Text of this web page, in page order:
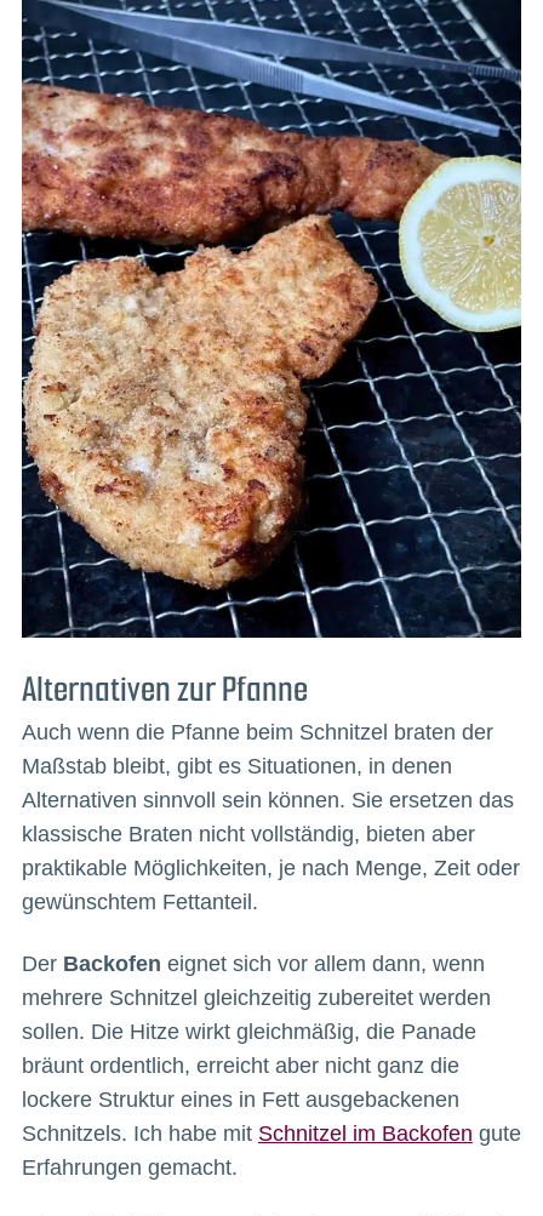
Alternativen zur Pfanne
Auch wenn die Pfanne beim Schnitzel braten der
Maßstab bleibt, gibt es Situationen, in denen
Alternativen sinnvoll sein können. Sie ersetzen das
klassische Braten nicht vollständig, bieten aber
praktikable Möglichkeiten, je nach Menge, Zeit oder
gewünschtem Fettanteil.
Der Backofen eignet sich vor allem dann, wenn
mehrere Schnitzel gleichzeitig zubereitet werden
sollen. Die Hitze wirkt gleichmäßig, die Panade
bräunt ordentlich, erreicht aber nicht ganz die
lockere Struktur eines in Fett ausgebackenen
Schnitzels. Ich habe mit Schnitzel im Backofen gute
Erfahrungen gemacht.